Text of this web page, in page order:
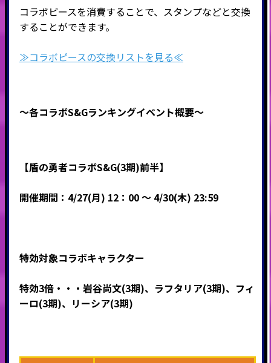
コラボピースを消費することで、スタンプなどと交換
することができます。
≫コラボピースの交換リストを見る≪
～各コラボS&Gランキングイベント概要～
【盾の勇者コラボS&G(3期)前半】
開催期間：4/27(月) 12：00 ～ 4/30(木) 23:59
特効対象コラボキャラクター
特効3倍・・・岩谷尚文(3期)、ラフタリア(3期)、フィ
ーロ(3期)、リーシア(3期)